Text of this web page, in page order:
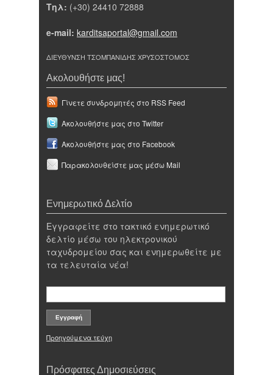
Τηλ: (+30) 24410 72888
e-mail: karditsaportal@gmail.com
ΔΙΕΥΘΥΝΣΗ ΤΣΟΜΠΑΝΙΔΗΣ ΧΡΥΣΟΣΤΟΜΟΣ
Ακολουθήστε μας!
Γίνετε συνδρομητές στο RSS Feed
Ακολουθήστε μας στο Twitter
Ακολουθήστε μας στο Facebook
Παρακολουθείστε μας μέσω Mail
Ενημερωτικό Δελτίο
Εγγραφείτε στο τακτικό ενημερωτικό
δελτίο μέσω του ηλεκτρονικού
ταχυδρομείου σας και ενημερωθείτε με
τα τελευταία νέα!
Προηγούμενα τεύχη
Πρόσφατες Δημοσιεύσεις